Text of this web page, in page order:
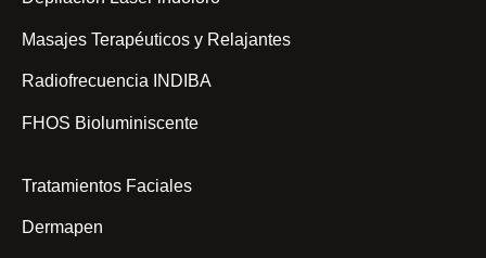
Masajes Terapéuticos y Relajantes
Radiofrecuencia INDIBA
FHOS Bioluminiscente
Tratamientos Faciales
Dermapen